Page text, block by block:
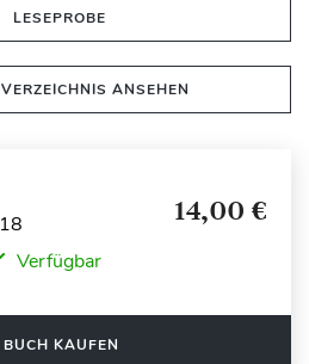
LESEPROBE
ANSEHEN
14,00 €
Verfügbar
BUCH KAUFEN